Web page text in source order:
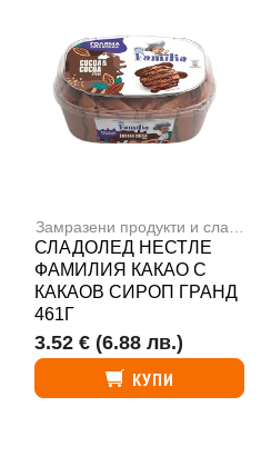
СЛАДОЛЕД НЕСТЛЕ
ФАМИЛИЯ КАКАО С
КАКАОВ СИРОП ГРАНД
461Г
3.52 € (6.88 лв.)
КУПИ